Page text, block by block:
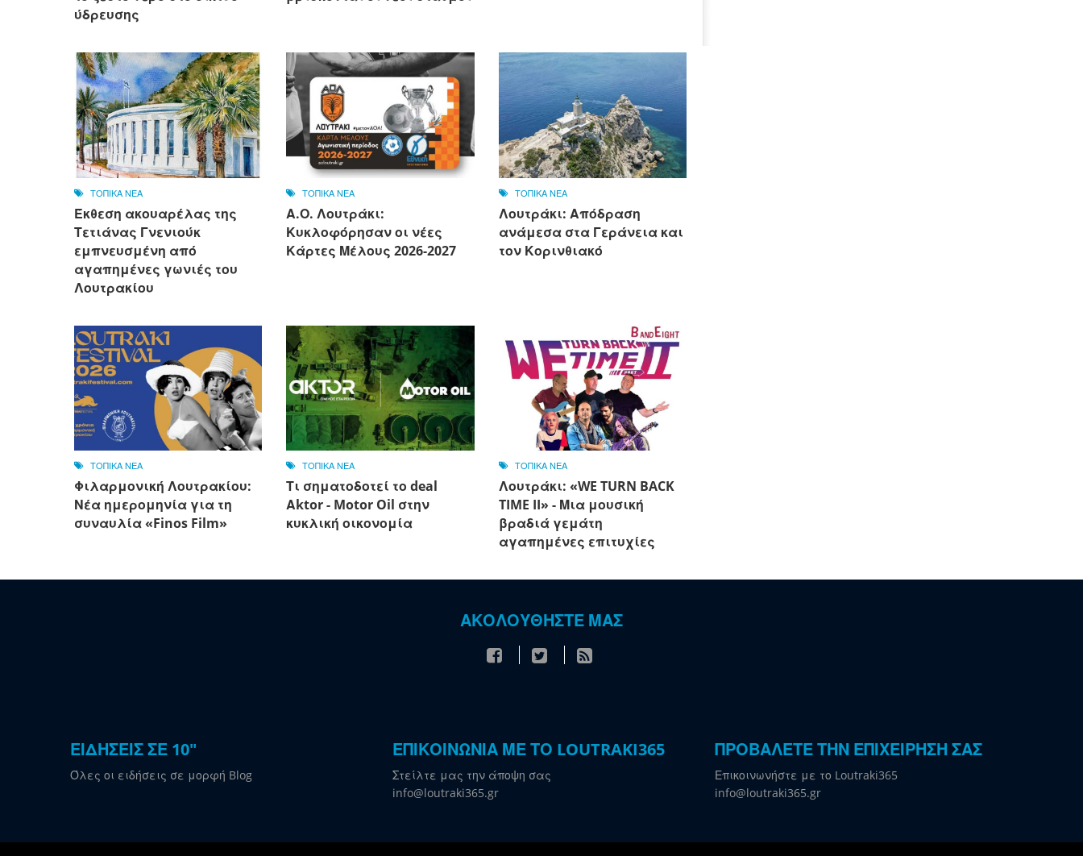
ύδρευσης
ΤΟΠΙΚΑ ΝΕΑ
Έκθεση ακουαρέλας της
Τετιάνας Γνενιούκ
εμπνευσμένη από
αγαπημένες γωνιές του
Λουτρακίου
ΤΟΠΙΚΑ ΝΕΑ
Α.Ο. Λουτράκι:
Κυκλοφόρησαν οι νέες
Κάρτες Μέλους 2026-2027
ΤΟΠΙΚΑ ΝΕΑ
Λουτράκι: Απόδραση
ανάμεσα στα Γεράνεια και
τον Κορινθιακό
ΤΟΠΙΚΑ ΝΕΑ
Φιλαρμονική Λουτρακίου:
Νέα ημερομηνία για τη
συναυλία «Finos Film»
ΤΟΠΙΚΑ ΝΕΑ
Τι σηματοδοτεί το deal
Αktor - Motor Oil στην
κυκλική οικονομία
ΤΟΠΙΚΑ ΝΕΑ
Λουτράκι: «WE TURN BACK
TIME II» - Μια μουσική
βραδιά γεμάτη
αγαπημένες επιτυχίες
ΑΚΟΛΟΥΘΗΣΤΕ ΜΑΣ
ΕΙΔΗΣΕΙΣ ΣΕ 10"
Όλες οι ειδήσεις σε μορφή Blog
ΕΠΙΚΟΙΝΩΝΙΑ ΜΕ ΤΟ LOUTRAKI365
Στείλτε μας την άποψη σας
info@loutraki365.gr
ΠΡΟΒΑΛΕΤΕ ΤΗΝ ΕΠΙΧΕΙΡΗΣΗ ΣΑΣ
Επικοινωνήστε με το Loutraki365
info@loutraki365.gr